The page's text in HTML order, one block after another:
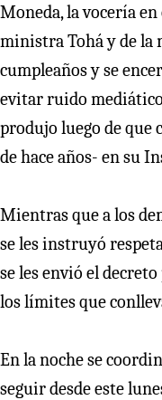
Moneda, la vocería
ministra Tohá y de la
cumpleaños y se
evitar ruido
produjo luego de que
de hace años- en su
Mientras que a los
se les instruyó
se les envió el
los límites que
En la noche se
seguir desde este